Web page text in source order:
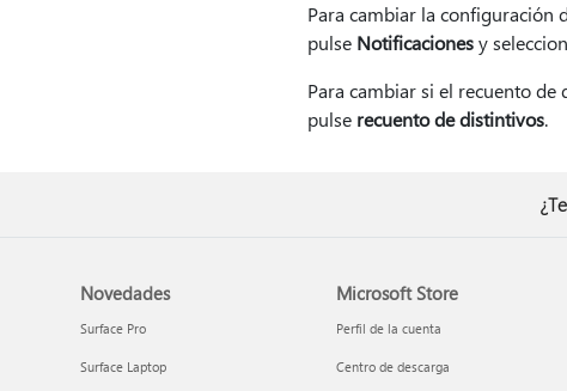
Para cambiar la configuración
pulse Notificacionesy
Para cambiar si el recuento
pulse recuento de distintivos.
Novedades
Surface Pro
Surface Laptop
Microsoft Store
Perfil de la cuenta
Centro de descarga